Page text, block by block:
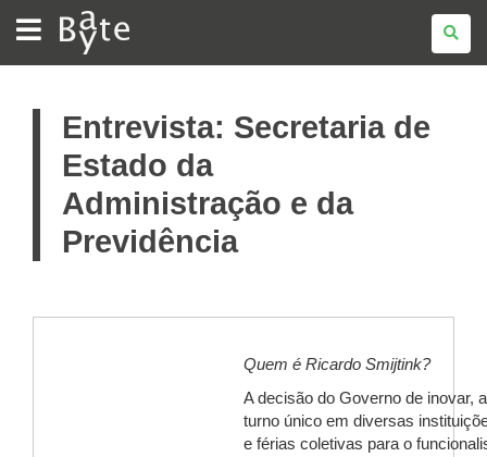
BATE
BYTE
Entrevista: Secretaria de
Estado da
Administração e da
Previdência
Quem é Ricardo Smijtink?
A decisão do Governo de inovar,
turno único em diversas
e férias coletivas para o